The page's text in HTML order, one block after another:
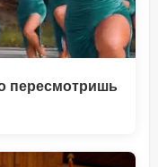
пересмотришь